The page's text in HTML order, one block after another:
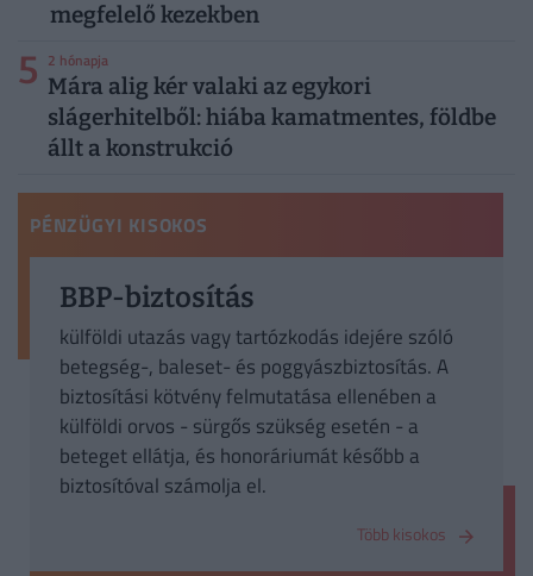
megfelelő kezekben
5 2 hónapja
Mára alig kér valaki az egykori
slágerhitelből: hiába kamatmentes, földbe
állt a konstrukció
PÉNZÜGYI KISOKOS
BBP-biztosítás
külföldi utazás vagy tartózkodás idejére szóló
betegség-, baleset- és poggyászbiztosítás. A
biztosítási kötvény felmutatása ellenében a
külföldi orvos - sürgős szükség esetén - a
beteget ellátja, és honoráriumát később a
biztosítóval számolja el.
Több kisokos